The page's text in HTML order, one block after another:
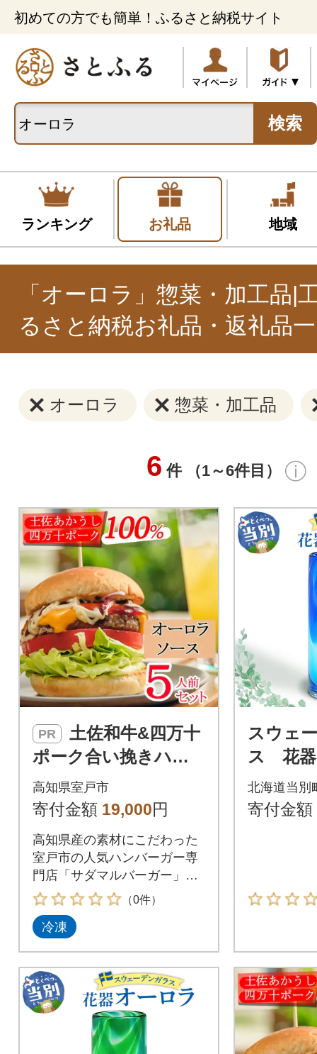
初めての方でも簡単！ふるさと納税サイト
検索
ランキング お礼品 地域
「オーロラ」惣菜・加工品|
るさと納税お礼品・返礼品
オーロラ 惣菜・加工品
6 件 （1～6件目）
PR
ポーク合い挽きハン
バーガーセット【オ
ーロラソース】【5人
高知県室戸市
寄付金額 19,000円
高知県産の素材にこだわった
室戸市の人気ハンバーガー専
門店「サダマルバーガー」よ
りお届けします。
（0件）
冷凍
スウェ
ス 花器
ブルー
北海道当別
寄付金額